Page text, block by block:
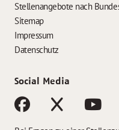
Stellenangebote nach
Sitemap
Impressum
Datenschutz
Social Media